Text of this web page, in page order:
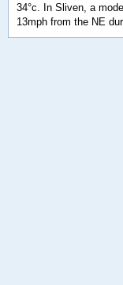
34°c. In Sliven, a
13mph from the NE